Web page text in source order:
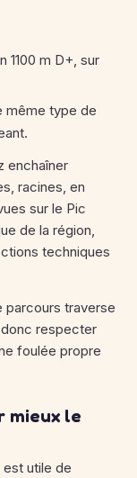
1100 m D+, sur
même type de
enchaîner
racines, en
sur le Pic
de la région,
techniques
parcours traverse
respecter
foulée propre
mieux le
est utile de